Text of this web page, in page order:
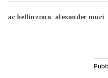
ac bellinzona alexander muci